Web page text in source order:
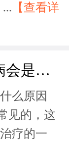
【查看详
年轻阶层人患白癜风病会是什么原因呢?
么原因
见的，这
疗的一